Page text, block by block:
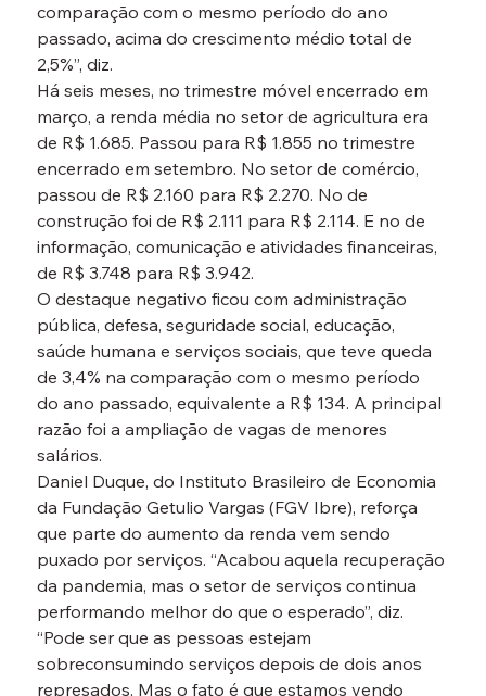
comparação com o mesmo período do ano
passado, acima do crescimento médio total de
2,5%”, diz.
Há seis meses, no trimestre móvel encerrado em
março, a renda média no setor de agricultura era
de R$ 1.685. Passou para R$ 1.855 no trimestre
encerrado em setembro. No setor de comércio,
passou de R$ 2.160 para R$ 2.270. No de
construção foi de R$ 2.111 para R$ 2.114. E no de
informação, comunicação e atividades financeiras,
de R$ 3.748 para R$ 3.942.
O destaque negativo ficou com administração
pública, defesa, seguridade social, educação,
saúde humana e serviços sociais, que teve queda
de 3,4% na comparação com o mesmo período
do ano passado, equivalente a R$ 134. A principal
razão foi a ampliação de vagas de menores
salários.
Daniel Duque, do Instituto Brasileiro de Economia
da Fundação Getulio Vargas (FGV Ibre), reforça
que parte do aumento da renda vem sendo
puxado por serviços. “Acabou aquela recuperação
da pandemia, mas o setor de serviços continua
performando melhor do que o esperado”, diz.
“Pode ser que as pessoas estejam
sobreconsumindo serviços depois de dois anos
represados. Mas o fato é que estamos vendo